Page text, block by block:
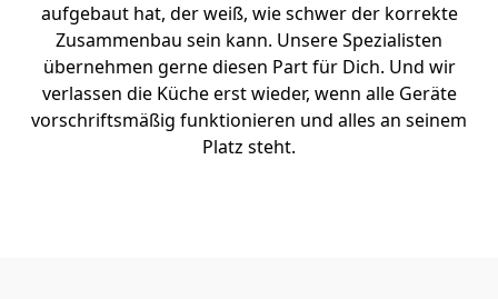
aufgebaut hat, der weiß, wie schwer der korrekte
Zusammenbau sein kann. Unsere Spezialisten
übernehmen gerne diesen Part für Dich. Und wir
verlassen die Küche erst wieder, wenn alle Geräte
vorschriftsmäßig funktionieren und alles an seinem
Platz steht.